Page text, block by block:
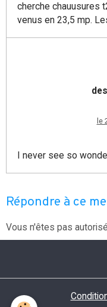
cherche chauusures
venus en 23,5 mp.
le
I never see so
Répondre à ce
Vous n'êtes pas